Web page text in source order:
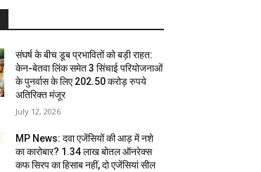
संघर्ष के बीच डूब प्रभावितों को बड़ी राहत:
केन-बेतवा लिंक समेत 3 सिंचाई परियोजनाओं
के पुनर्वास के लिए 202.50 करोड़ रुपये
अतिरिक्त मंजूर
July 12, 2026
MP News: दवा एजेंसियों की आड़ में नशे
का कारोबार? 1.34 लाख बोतल ऑनरेक्स
कफ सिरप का हिसाब नहीं, दो एजेंसियां सील